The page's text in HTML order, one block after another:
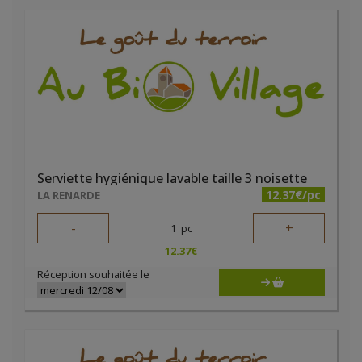
Serviette hygiénique lavable taille 3 noisette
LA RENARDE 12.37€/pc
- 1 pc +
12.37€
Réception souhaitée le